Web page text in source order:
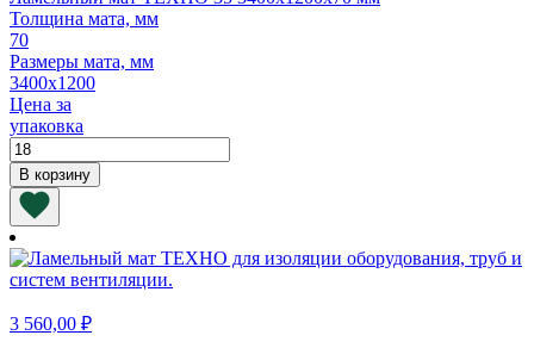
Толщина мата, мм
70
Размеры мата, мм
3400х1200
Цена за
упаковка
Количество
товара
Ламельный
мат
ТЕХНО
35
3400х1200х70
В корзину
3 560,00 ₽